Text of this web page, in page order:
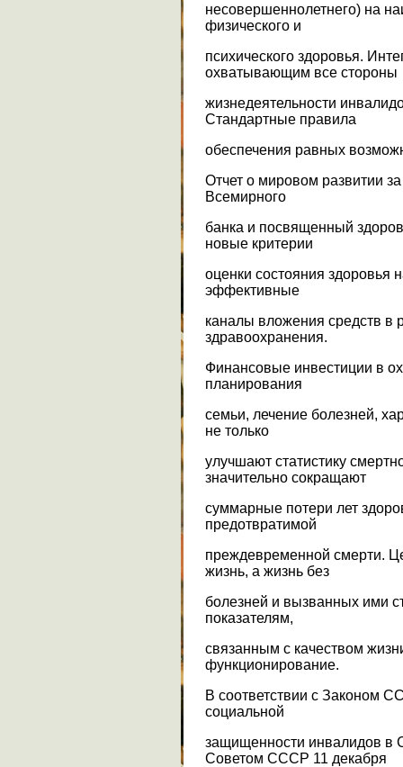
несовершеннолетнего) на
физического и
психического здоровья.
охватывающим все стороны
жизнедеятельности
Стандартные правила
обеспечения равных
Отчет о мировом развитии
Всемирного
банка и посвященный
новые критерии
оценки состояния здоровья
эффективные
каналы вложения средств в
здравоохранения.
Финансовые инвестиции в
планирования
семьи, лечение болезней,
не только
улучшают статистику
значительно сокращают
суммарные потери лет
предотвратимой
преждевременной смерти.
жизнь, а жизнь без
болезней и вызванных ими
показателям,
связанным с качеством
функционирование.
В соответствии с Законом
социальной
защищенности инвалидов
Советом СССР 11 декабря